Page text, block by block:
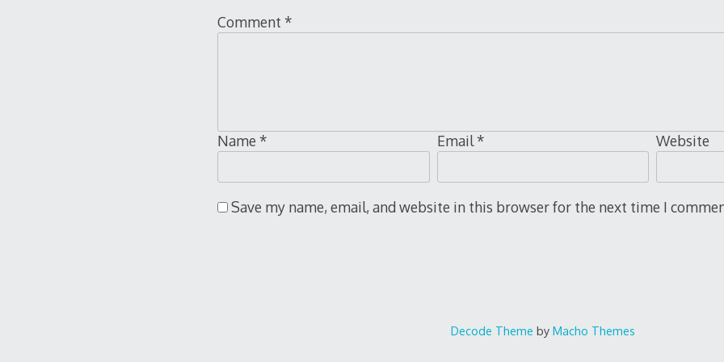
Comment *
Name * Email* Website
Save my name, email, and website in this browser for the next time I
Decode Theme by Macho Themes